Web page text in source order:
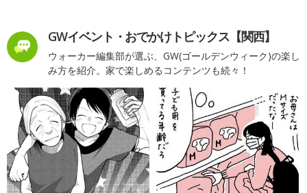
GWイベント・おでかけトピックス【関西】
ウォーカー編集部が選ぶ、GW(ゴールデンウィーク)の楽し
み方を紹介。家で楽しめるコンテンツも続々！